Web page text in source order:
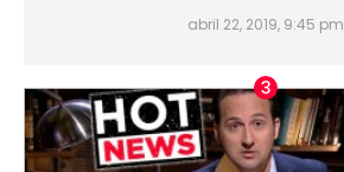
abril 22, 2019, 9:45 pm